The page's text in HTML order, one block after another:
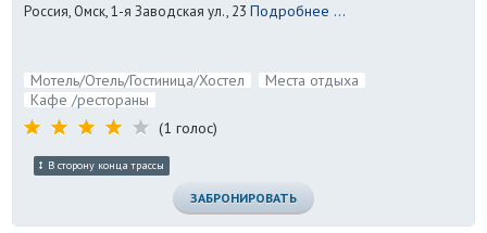
Россия, Омск, 1-я Заводская ул., 23 Подробнее ...
Мотель/Отель/Гостиница/Хостел
Места отдыха
Кафе /рестораны
(1 голос)
В сторону конца трассы
ЗАБРОНИРОВАТЬ